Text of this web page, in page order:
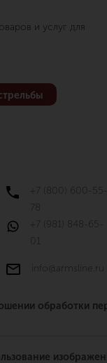
и услуг для
+7 (800) 600-55-
78
+7 (981) 848-65-
01
info@armsline.ru
обработки